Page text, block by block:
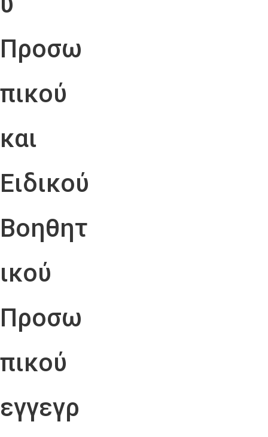
Προσω
πικού
και
Ειδικού
Βοηθητ
ικού
Προσω
πικού
εγγεγρ